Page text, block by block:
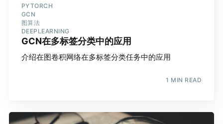
PYTORCH
GCN
图算法
DEEPLEARNING
GCN在多标签分类中的应用
介绍在图卷积网络在多标签分类任务中的应用
1 MIN READ